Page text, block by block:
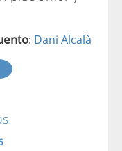
: Dani Alcalà